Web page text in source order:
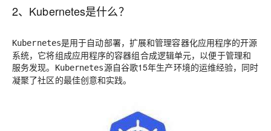
2、Kubernetes是什么？
Kubernetes是用于自动部署，扩展和管理容器化应用程序的开源
系统，它将组成应用程序的容器组合成逻辑单元，以便于管理和
服务发现。
Kubernetes源自谷歌15年生产环境的运维经验，同时
凝聚了社区的最佳创意和实践。